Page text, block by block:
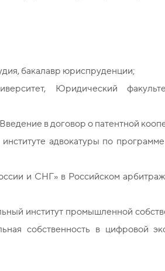
бакалавр юриспруденции;
Юридический
в договор о патентной
адвокатуры по
и СНГ» в Российском
институт промышленной
собственность в цифровой